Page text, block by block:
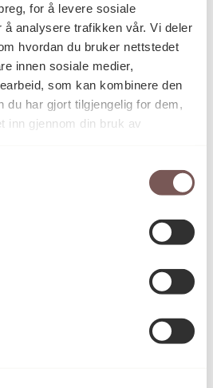
for å levere sosiale
å analysere trafikken vår. Vi deler
hvordan du bruker nettstedet
innen sosiale medier,
som kan kombinere den
du har gjort tilgjengelig for dem,
inn gjennom din bruk av
formbøyd, sveiset, polert
rustfritt messing